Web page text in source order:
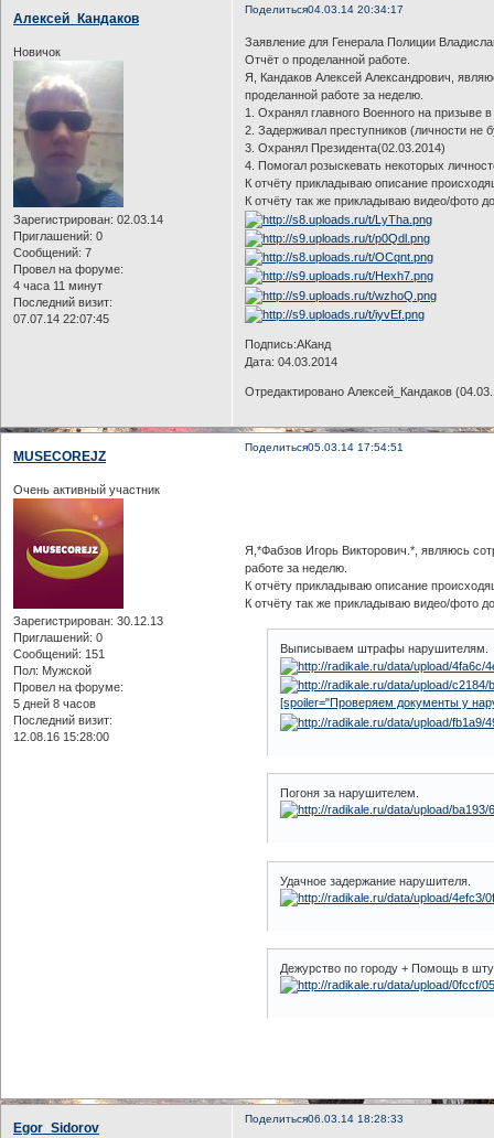
Поделиться04.03.14 20:34:17
Алексей_Кандаков
Новичок
Зарегистрирован: 02.03.14
Приглашений: 0
Сообщений: 7
Провел на форуме:
4 часа 11 минут
Последний визит:
07.07.14 22:07:45
Заявление для Генерала Полиции
Отчёт о проделанной работе.
Я, Кандаков Алексей Александрович,
проделанной работе за неделю.
1. Охранял главного Военного на призыве
2. Задерживал преступников (личности не
3. Охранял Президента(02.03.2014)
4. Помогал розыскевать некоторых
К отчёту прикладываю описание
К отчёту так же прикладываю видео/фото
Подпись:АКанд
Дата: 04.03.2014
Отредактировано Алексей_Кандаков
Поделиться05.03.14 17:54:51
MUSECOREJZ
Очень активный участник
Зарегистрирован: 30.12.13
Приглашений: 0
Сообщений: 151
Пол: Мужской
Провел на форуме:
5 дней 8 часов
Последний визит:
12.08.16 15:28:00
Я,*Фабзов Игорь Викторович.*, являюсь
работе за неделю.
К отчёту прикладываю описание
К отчёту так же прикладываю видео/фото
Выписываем штрафы нарушителям.
[spoiler="Проверяем документы у
Погоня за нарушителем.
Удачное задержание нарушителя.
Дежурство по городу + Помощь в
Поделиться06.03.14 18:28:33
Egor_Sidorov